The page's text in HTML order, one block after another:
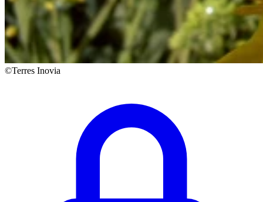
©Terres Inovia